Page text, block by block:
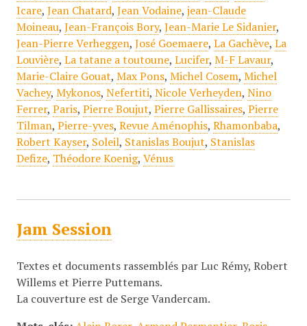
Icare, Jean Chatard, Jean Vodaine, jean-Claude
Moineau, Jean-François Bory, Jean-Marie Le Sidanier,
Jean-Pierre Verheggen, José Goemaere, La Gachève, La
Louvière, La tatane a toutoune, Lucifer, M-F Lavaur,
Marie-Claire Gouat, Max Pons, Michel Cosem, Michel
Vachey, Mykonos, Nefertiti, Nicole Verheyden, Nino
Ferrer, Paris, Pierre Boujut, Pierre Gallissaires, Pierre
Tilman, Pierre-yves, Revue Aménophis, Rhamonbaba,
Robert Kayser, Soleil, Stanislas Boujut, Stanislas
Defize, Théodore Koenig, Vénus
Jam Session
Textes et documents rassemblés par Luc Rémy, Robert
Willems et Pierre Puttemans.
La couverture est de Serge Vandercam.